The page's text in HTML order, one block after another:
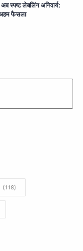
स्पष्ट लेबलिंग अनिवार्य:
फैसला